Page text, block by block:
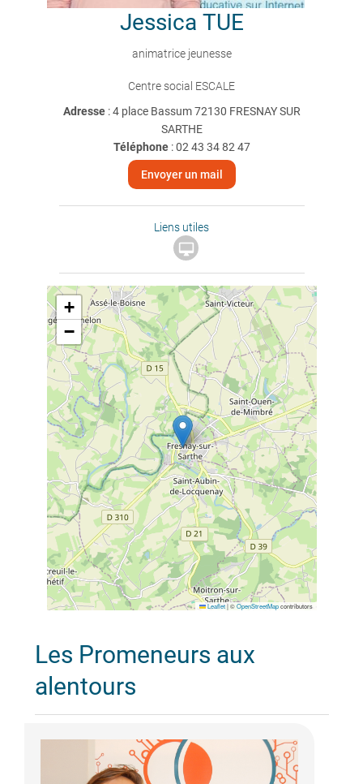
Jessica TUE
animatrice jeunesse
Centre social ESCALE
Adresse : 4 place Bassum 72130 FRESNAY SUR
SARTHE
Téléphone:02 43 34 82 47
Envoyer un mail
Liens utiles

+
−
Leaflet|©OpenStreetMapcontributors
Les Promeneurs aux
alentours